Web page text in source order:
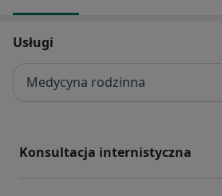
Usługi
Medycyna rodzinna
Konsultacja internistyczna